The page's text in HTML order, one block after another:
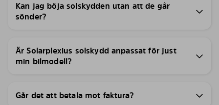
Kan jag böja solskydden utan att de går
sönder?
Är Solarplexius solskydd anpassat för just
min bilmodell?
Går det att betala mot faktura?